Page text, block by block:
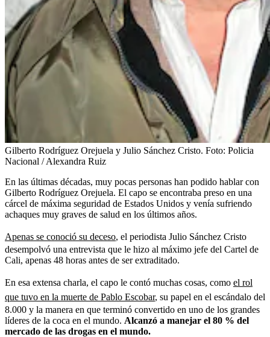
Gilberto Rodríguez Orejuela y Julio Sánchez Cristo. Foto: Policia
Nacional / Alexandra Ruiz
En las últimas décadas, muy pocas personas han podido hablar con
Gilberto Rodríguez Orejuela. El capo se encontraba preso en una
cárcel de máxima seguridad de Estados Unidos y venía sufriendo
achaques muy graves de salud en los últimos años.
Apenas se conoció su deceso, el periodista Julio Sánchez Cristo
desempolvó una entrevista que le hizo al máximo jefe del Cartel de
Cali, apenas 48 horas antes de ser extraditado.
En esa extensa charla, el capo le contó muchas cosas, como el rol
que tuvo en la muerte de Pablo Escobar, su papel en el escándalo del
8.000 y la manera en que terminó convertido en uno de los grandes
líderes de la coca en el mundo. Alcanzó a manejar el 80 % del
mercado de las drogas en el mundo.